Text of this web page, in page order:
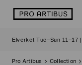
logo
Elverket Tue–Sun 11–17
Pro Artibus Collection